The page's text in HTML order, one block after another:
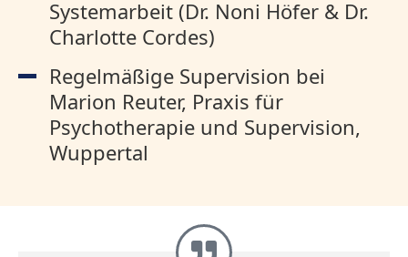
Systemarbeit (Dr. Noni Höfer & Dr.
Charlotte Cordes)
Regelmäßige Supervision bei
Marion Reuter, Praxis für
Psychotherapie und Supervision,
Wuppertal